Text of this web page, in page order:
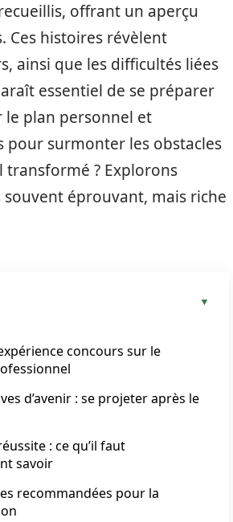
offrant un aperçu
Ces histoires révèlent
ainsi que les difficultés liées
essentiel de se préparer
le plan personnel et
pour surmonter les obstacles
transformé ? Explorons
éprouvant, mais riche
concours sur le
d’avenir : se projeter après le
: ce qu’il faut
savoir
recommandées pour la